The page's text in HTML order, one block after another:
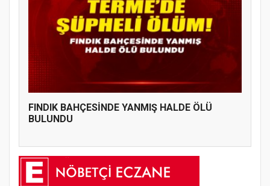
FINDIK BAHÇESİNDE YANMIŞ HALDE ÖLÜ
BULUNDU